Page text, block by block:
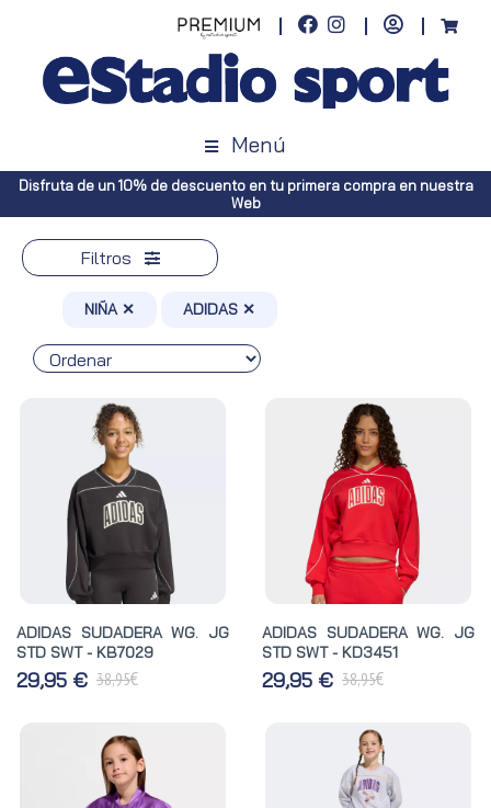
Menú
Envíos gratuitos a toda España (Canarias, pedidos
Península, pedidos superiores a 100€)
Filtros
NIÑA ✕ ADIDAS ✕
ADIDAS SUDADERA WG. JG
STD SWT - KB7029
29,95 € 38,95€
ADIDAS SUDADERA WG. JG
STD SWT - KD3451
29,95 € 38,95€